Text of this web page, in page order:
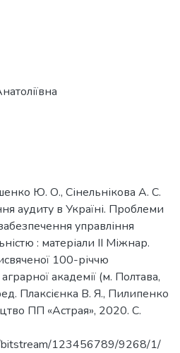
Ю. О., Сінельнікова А. С.
аудиту в Україні. Проблеми
управління
: матеріали ІІ Міжнар.
100-річчю
академії (м. Полтава,
Плаксієнка В. Я., Пилипенко
ПП «Астрая», 2020. С.
bitstream/123456789/9268/1/